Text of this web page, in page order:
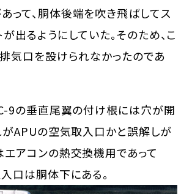
って、胴体後端を吹き飛ばしてス
出るようにしていた。そのため、こ
気口を設けられなかったのであ
9の垂直尾翼の付け根には穴が開
がAPUの空気取入口かと誤解しが
エアコンの熱交換機用であって
口は胴体下にある。